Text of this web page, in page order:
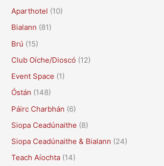
Aparthotel (10)
Bialann (81)
Brú (15)
Club Oíche/Dioscó (12)
Event Space (1)
Óstán (148)
Páirc Charbhán (6)
Siopa Ceadúnaithe (8)
Siopa Ceadúnaithe & Bialann (24)
Teach Aíochta (14)